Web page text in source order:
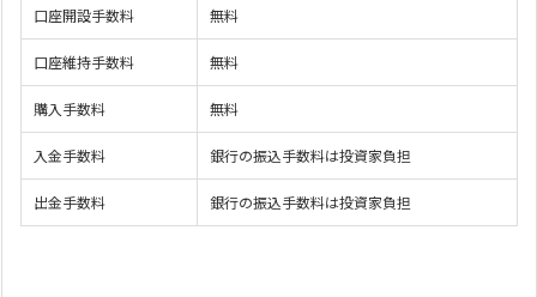
口座開設手数料 無料
口座維持手数料 無料
購入手数料 無料
入金手数料 銀行の振込手数料は投資家負担
出金手数料 銀行の振込手数料は投資家負担